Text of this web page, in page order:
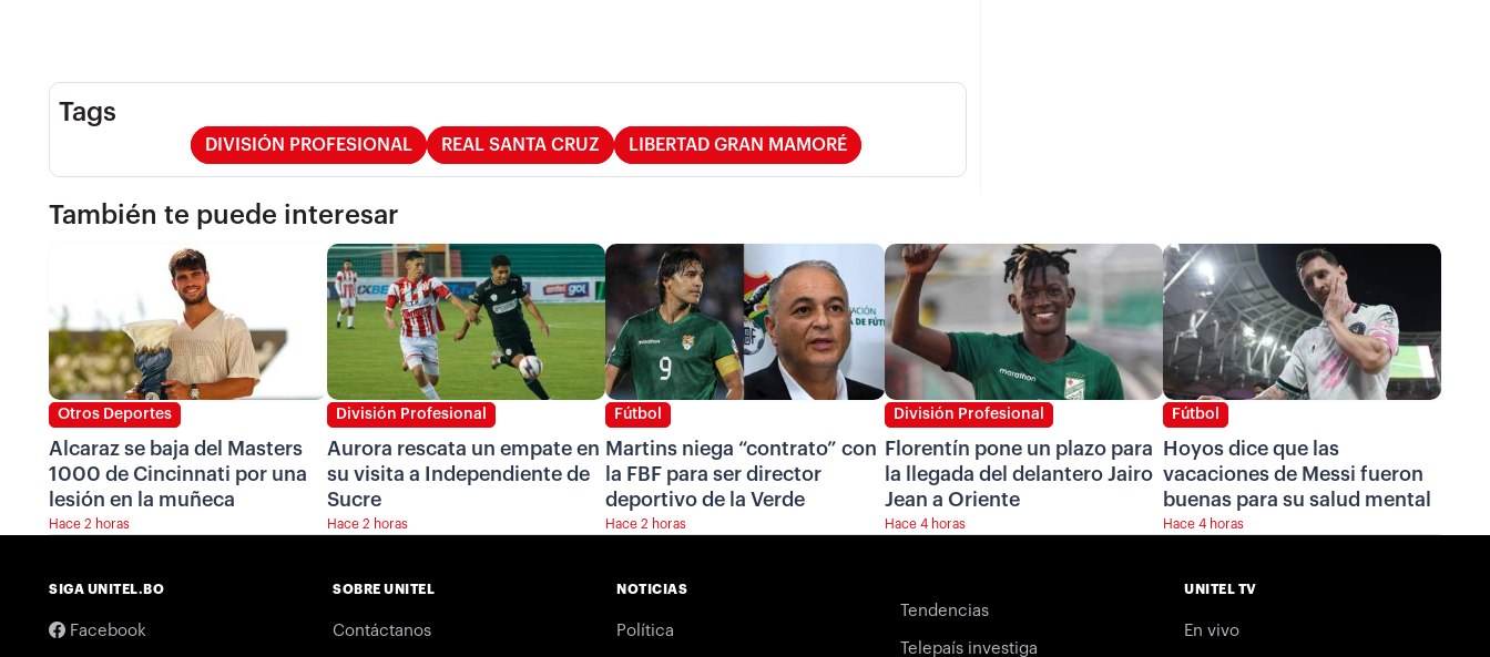
Tags
DIVISIÓN PROFESIONAL REAL SANTA CRUZ LIBERTAD GRAN MAMORÉ
También te puede interesar
Otros Deportes
Alcaraz se baja del Masters
1000 de Cincinnati por una
lesión en la muñeca
Hace 2 horas
División Profesional
Aurora rescata un empate en
su visita a Independiente de
Sucre
Hace 2 horas
Fútbol
Martins niega “contrato” con
la FBF para ser director
deportivo de la Verde
Hace 2 horas
División Profesional
Florentín pone un plazo para
la llegada del delantero Jairo
Jean a Oriente
Hace 4 horas
Fútbol
Hoyos dice que las
vacaciones de Messi fueron
buenas para su salud mental
Hace 4 horas
SIGA UNITEL.BO
Facebook
SOBRE UNITEL
Contáctanos
NOTICIAS
Política
Tendencias
Telepaís investiga
UNITEL TV
En vivo